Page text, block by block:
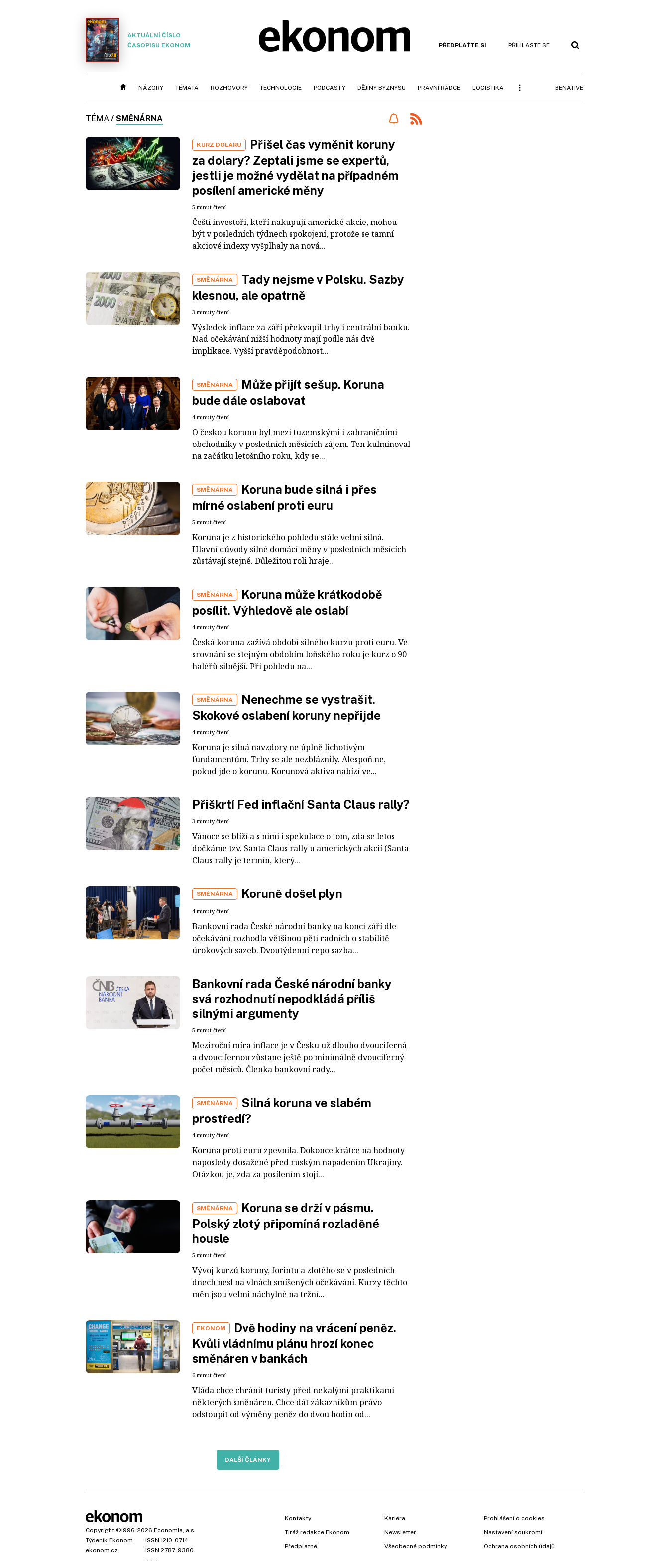
AKTUÁLNÍ ČÍSLO
ČASOPISU EKONOM
PŘEDPLAŤTE SI PŘIHLASTE SE
NÁZORY TÉMATA ROZHOVORY TECHNOLOGIE PODCASTY DĚJINY BYZNYSU PRÁVNÍ RÁDCE LOGISTIKA BENATIVE
TÉMA / SMĚNÁRNA
KURZ DOLARU
Přišel čas vyměnit koruny
za dolary? Zeptali jsme se expertů,
jestli je možné vydělat na případném
posílení americké měny
5 minut čtení
Čeští investoři, kteří nakupují americké akcie, mohou
být v posledních týdnech spokojení, protože se tamní
akciové indexy vyšplhaly na nová...
SMĚNÁRNA
Tady nejsme v Polsku. Sazby
klesnou, ale opatrně
3 minuty čtení
Výsledek inflace za září překvapil trhy i centrální banku.
Nad očekávání nižší hodnoty mají podle nás dvě
implikace. Vyšší pravděpodobnost...
SMĚNÁRNA
Může přijít sešup. Koruna
bude dále oslabovat
4 minuty čtení
O českou korunu byl mezi tuzemskými i zahraničními
obchodníky v posledních měsících zájem. Ten kulminoval
na začátku letošního roku, kdy se...
SMĚNÁRNA
Koruna bude silná i přes
mírné oslabení proti euru
5 minut čtení
Koruna je z historického pohledu stále velmi silná.
Hlavní důvody silné domácí měny v posledních měsících
zůstávají stejné. Důležitou roli hraje...
SMĚNÁRNA
Koruna může krátkodobě
posílit. Výhledově ale oslabí
4 minuty čtení
Česká koruna zažívá období silného kurzu proti euru. Ve
srovnání se stejným obdobím loňského roku je kurz o 90
haléřů silnější. Při pohledu na...
SMĚNÁRNA
Nenechme se vystrašit.
Skokové oslabení koruny nepřijde
4 minuty čtení
Koruna je silná navzdory ne úplně lichotivým
fundamentům. Trhy se ale nezbláznily. Alespoň ne,
pokud jde o korunu. Korunová aktiva nabízí ve...
Přiškrtí Fed inflační Santa Claus rally?
3 minuty čtení
Vánoce se blíží a s nimi i spekulace o tom, zda se letos
dočkáme tzv. Santa Claus rally u amerických akcií (Santa
Claus rally je termín, který...
SMĚNÁRNA Koruně došel plyn
4 minuty čtení
Bankovní rada České národní banky na konci září dle
očekávání rozhodla většinou pěti radních o stabilitě
úrokových sazeb. Dvoutýdenní repo sazba...
Bankovní rada České národní banky
svá rozhodnutí nepodkládá příliš
silnými argumenty
5 minut čtení
Meziroční míra inflace je v Česku už dlouho dvouciferná
a dvoucifernou zůstane ještě po minimálně dvouciferný
počet měsíců. Členka bankovní rady...
SMĚNÁRNA
Silná koruna ve slabém
prostředí?
4 minuty čtení
Koruna proti euru zpevnila. Dokonce krátce na hodnoty
naposledy dosažené před ruským napadením Ukrajiny.
Otázkou je, zda za posílením stojí...
SMĚNÁRNA
Koruna se drží v pásmu.
Polský zlotý připomíná rozladěné
housle
5 minut čtení
Vývoj kurzů koruny, forintu a zlotého se v posledních
dnech nesl na vlnách smíšených očekávání. Kurzy těchto
měn jsou velmi náchylné na tržní...
EKONOM
Dvě hodiny na vrácení peněz.
Kvůli vládnímu plánu hrozí konec
směnáren v bankách
6 minut čtení
Vláda chce chránit turisty před nekalými praktikami
některých směnáren. Chce dát zákazníkům právo
odstoupit od výměny peněz do dvou hodin od...
DALŠÍ ČLÁNKY
Copyright ©1996-2026 Economia, a.s.
Týdeník Ekonom
ISSN 1210-0714
ekonom.cz
ISSN 2787-9380
Kontakty
Tiráž redakce Ekonom
Předplatné
Kariéra
Newsletter
Všeobecné podmínky
Prohlášení o cookies
Nastavení soukromí
Ochrana osobních údajů